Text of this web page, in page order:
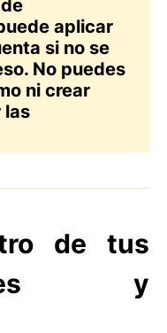
aplicar
si no se
No puedes
ni crear
las
de tus
y